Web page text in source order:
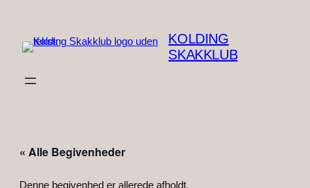
KOLDING
SKAKKLUB
« Alle Begivenheder
Denne begivenhed er allerede afholdt.